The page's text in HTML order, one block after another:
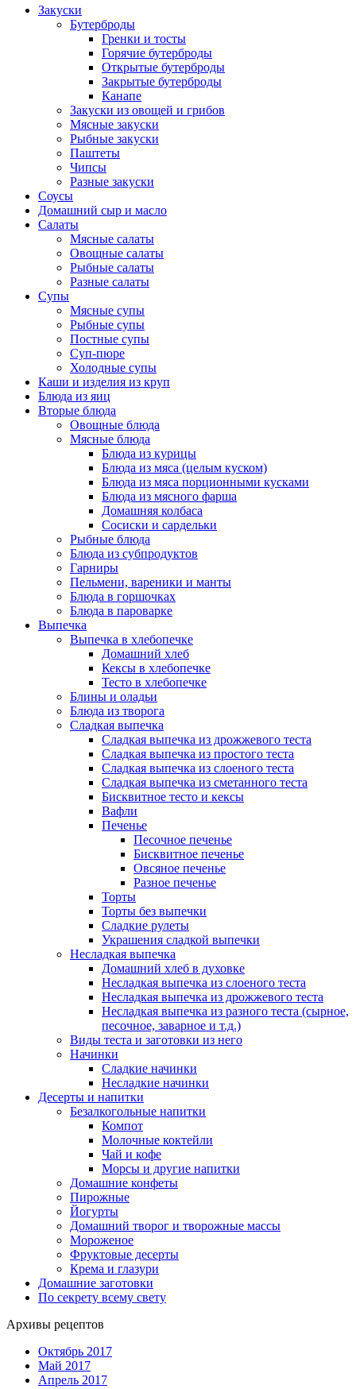
Закуски
Бутерброды
Гренки и тосты
Горячие бутерброды
Открытые бутерброды
Закрытые бутерброды
Канапе
Закуски из овощей и грибов
Мясные закуски
Рыбные закуски
Паштеты
Чипсы
Разные закуски
Соусы
Домашний сыр и масло
Салаты
Мясные салаты
Овощные салаты
Рыбные салаты
Разные салаты
Супы
Мясные супы
Рыбные супы
Постные супы
Суп-пюре
Холодные супы
Каши и изделия из круп
Блюда из яиц
Вторые блюда
Овощные блюда
Мясные блюда
Блюда из курицы
Блюда из мяса (целым куском)
Блюда из мяса порционными кусками
Блюда из мясного фарша
Домашняя колбаса
Сосиски и сардельки
Рыбные блюда
Блюда из субпродуктов
Гарниры
Пельмени, вареники и манты
Блюда в горшочках
Блюда в пароварке
Выпечка
Выпечка в хлебопечке
Домашний хлеб
Кексы в хлебопечке
Тесто в хлебопечке
Блины и оладьи
Блюда из творога
Сладкая выпечка
Сладкая выпечка из дрожжевого теста
Сладкая выпечка из простого теста
Сладкая выпечка из слоеного теста
Сладкая выпечка из сметанного теста
Бисквитное тесто и кексы
Вафли
Печенье
Песочное печенье
Бисквитное печенье
Овсяное печенье
Разное печенье
Торты
Торты без выпечки
Сладкие рулеты
Украшения сладкой выпечки
Несладкая выпечка
Домашний хлеб в духовке
Несладкая выпечка из слоеного теста
Несладкая выпечка из дрожжевого теста
Несладкая выпечка из разного теста (сырное,
песочное, заварное и т.д.)
Виды теста и заготовки из него
Начинки
Сладкие начинки
Несладкие начинки
Десерты и напитки
Безалкогольные напитки
Компот
Молочные коктейли
Чай и кофе
Морсы и другие напитки
Домашние конфеты
Пирожные
Йогурты
Домашний творог и творожные массы
Мороженое
Фруктовые десерты
Крема и глазури
Домашние заготовки
По секрету всему свету
Архивы рецептов
Октябрь 2017
Май 2017
Апрель 2017